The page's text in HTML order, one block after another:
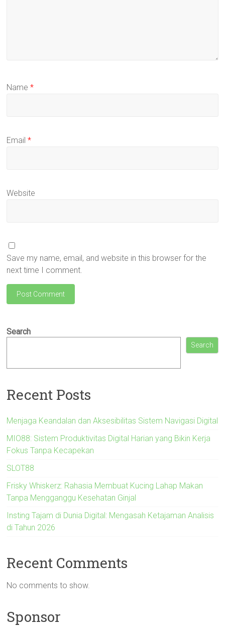
Name*
Email*
Website
Save my name, email, and website in this browser for the
next time I comment.
Search
Search
Recent Posts
Menjaga Keandalan dan Aksesibilitas Sistem Navigasi Digital
MIO88: Sistem Produktivitas Digital Harian yang Bikin Kerja
Fokus Tanpa Kecapekan
SLOT88
Frisky Whiskerz: Rahasia Membuat Kucing Lahap Makan
Tanpa Mengganggu Kesehatan Ginjal
Insting Tajam di Dunia Digital: Mengasah Ketajaman Analisis
di Tahun 2026
Recent Comments
No comments to show.
Sponsor